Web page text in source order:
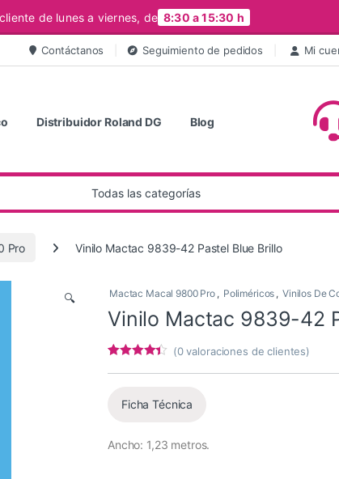
de lunes a viernes, de 8:30 a 15:30 h
Contáctanos Seguimiento de pedidos Mi
Distribuidor Roland DG Blog
Pro Vinilo Mactac 9839-42 Pastel Blue Brillo
🔍 Mactac Macal 9800 Pro , Poliméricos , Vinilos De
Vinilo Mactac 9839-42
con4.25de
valoracione
(0valoraciones de clientes)
Ficha Técnica
Ancho: 1,23 metros.